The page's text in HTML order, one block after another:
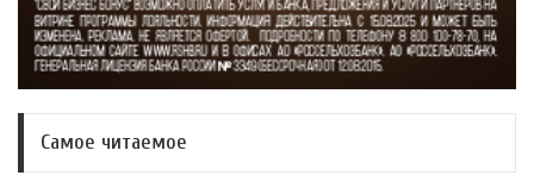
Самое читаемое